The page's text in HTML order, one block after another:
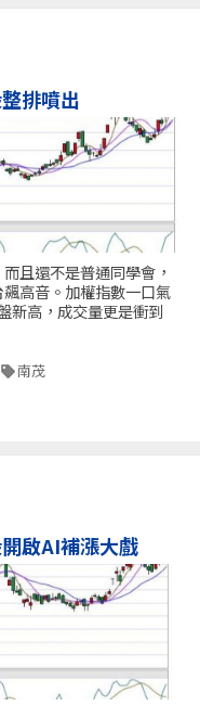
排噴出
且還不是普通同學會，
高音。加權指數一口氣
新高，成交量更是衝到
南茂
啟AI補漲大戲